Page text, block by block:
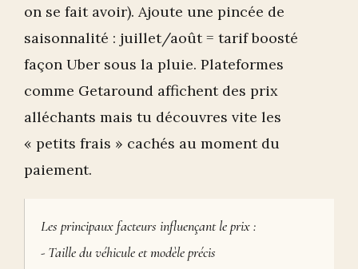
on se fait avoir). Ajoute une pincée de
saisonnalité : juillet/août = tarif boosté
façon Uber sous la pluie. Plateformes
comme Getaround affichent des prix
alléchants mais tu découvres vite les
« petits frais » cachés au moment du
paiement.
Les principaux facteurs influençant le prix :
- Taille du véhicule et modèle précis